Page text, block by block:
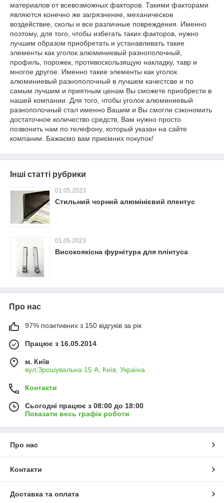
материалов от всевозможных факторов. Такими факторами
являются конечно же загрязнение, механическое
воздействие, сколы и все различные повреждения. Именно
поэтому, для того, чтобы избегать таких факторов, нужно
лучшим образом приобретать и устанавливать такие
элементы как уголок алюминиевый разнополочный,
профиль, порожек, противоскользящую накладку, тавр и
многое другое. Именно такие элементы как уголок
алюминиевый разнополочный в лучшем качестсве и по
самым лучшим и приятным ценам Вы сможете приобрести в
нашей компании. Для того, чтобы уголок алюминиевый
разнополочный стал именно Вашим и Вы смогли сэкономить
достаточное количество средств, Вам нужно просто
позвонить нам по телефону, который указан на сайте
компании. Бажаємо вам приємних покупок!
Інші статті рубрики
01.05.2023
Стильний чорний алюмінієвий плентус
01.05.2023
Високоякісна фурнітура для плінтуса
Про нас
97% позитивних з 150 відгуків за рік
Працює з 16.05.2014
м. Київ
вул.Зрошувальна 15 А, Київ, Україна
Контакти
Сьогодні працює з 08:00 до 18:00
Показати весь графік роботи
Про нас
Контакти
Доставка та оплата